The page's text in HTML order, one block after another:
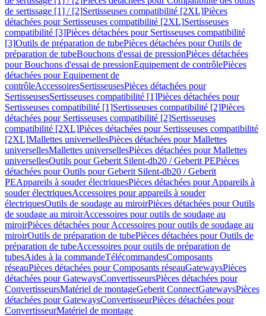
de sertissage [1] / [2]Sertisseuses compatibilité [2XL]Pièces
détachées pour Sertisseuses compatibilité [2XL]Sertisseuses
compatibilité [3]Pièces détachées pour Sertisseuses compatibilité
[3]Outils de préparation de tubePièces détachées pour Outils de
préparation de tubeBouchons d'essai de pressionPièces détachées
pour Bouchons d'essai de pressionEquipement de contrôlePièces
détachées pour Equipement de
contrôleAccessoiresSertisseusesPièces détachées pour
SertisseusesSertisseuses compatibilité [1]Pièces détachées pour
Sertisseuses compatibilité [1]Sertisseuses compatibilité [2]Pièces
détachées pour Sertisseuses compatibilité [2]Sertisseuses
compatibilité [2XL]Pièces détachées pour Sertisseuses compatibilité
[2XL]Mallettes universellesPièces détachées pour Mallettes
universellesMallettes universellesPièces détachées pour Mallettes
universellesOutils pour Geberit Silent-db20 / Geberit PEPièces
détachées pour Outils pour Geberit Silent-db20 / Geberit
PEAppareils à souder électriquesPièces détachées pour Appareils à
souder électriquesAccessoires pour appareils à souder
électriquesOutils de soudage au miroirPièces détachées pour Outils
de soudage au miroirAccessoires pour outils de soudage au
miroirPièces détachées pour Accessoires pour outils de soudage au
miroirOutils de préparation de tubePièces détachées pour Outils de
préparation de tubeAccessoires pour outils de préparation de
tubesAides à la commandeTélécommandesComposants
réseauPièces détachées pour Composants réseauGatewaysPièces
détachées pour GatewaysConvertisseursPièces détachées pour
ConvertisseursMatériel de montageGeberit ConnectGatewaysPièces
détachées pour GatewaysConvertisseurPièces détachées pour
ConvertisseurMatériel de montage